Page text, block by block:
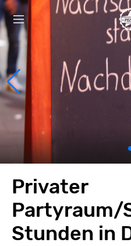
Privater
Partyraum/
Stunden in